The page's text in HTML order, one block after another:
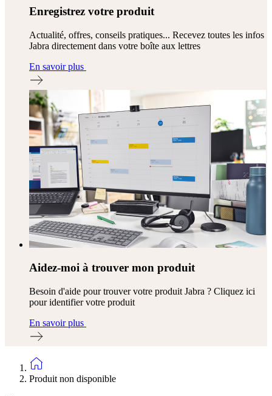
Enregistrez votre produit
Actualité, offres, conseils pratiques... Recevez toutes les infos
Jabra directement dans votre boîte aux lettres
En savoir plus
Aidez-moi à trouver mon produit
Besoin d'aide pour trouver votre produit Jabra ? Cliquez ici
pour identifier votre produit
En savoir plus
Produit non disponible